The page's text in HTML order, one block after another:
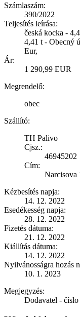
Számlaszám:
390/2022
Teljesítés leírása:
česká kocka -
4,41 t - Obecný
Eur,
Ár:
1 290,99 EUR
Megrendelő:
obec
Szállító:
TH Palivo
Cjsz.:
46945202
Cím:
Narcisova
Kézbesítés napja:
14. 12. 2022
Esedékesség napja:
28. 12. 2022
Fizetés dátuma:
21. 12. 2022
Kiállítás dátuma:
14. 12. 2022
Nyilvánosságra hozás
10. 1. 2023
Megjegyzés:
Dodavatel -